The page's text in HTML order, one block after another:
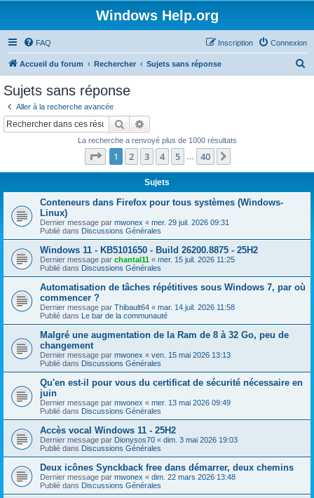
Windows Help.org
FAQ Connexion
Inscription
Accueil du forum Rechercher Sujets sans réponse
Sujets sans réponse
Aller à la recherche avancée
Rechercher
La recherche a renvoyé plus de 1000 résultats
Page 1sur40
1 2 3 4 5 40
Sujets
Conteneurs dans Firefox pour tous systèmes (Windows-
Linux)
Dernier message par mwonex « mer. 29 juil. 2026 09:31
Publié dans Discussions Générales
Windows 11 - KB5101650 - Build 26200.8875 - 25H2
Dernier message par chantal11 « mer. 15 juil. 2026 11:25
Publié dans Discussions Générales
Automatisation de tâches répétitives sous Windows 7, par où
commencer ?
Dernier message par Thibault64 « mar. 14 juil. 2026 11:58
Publié dans Le bar de la communauté
Malgré une augmentation de la Ram de 8 à 32 Go, peu de
changement
Dernier message par mwonex « ven. 15 mai 2026 13:13
Publié dans Discussions Générales
Qu'en est-il pour vous du certificat de sécurité nécessaire en
juin
Dernier message par mwonex « mer. 13 mai 2026 09:49
Publié dans Discussions Générales
Accès vocal Windows 11 - 25H2
Dernier message par Dionysos70 « dim. 3 mai 2026 19:03
Publié dans Discussions Générales
Deux icônes Synckback free dans démarrer, deux chemins
Dernier message par mwonex « dim. 22 mars 2026 13:48
Publié dans Discussions Générales